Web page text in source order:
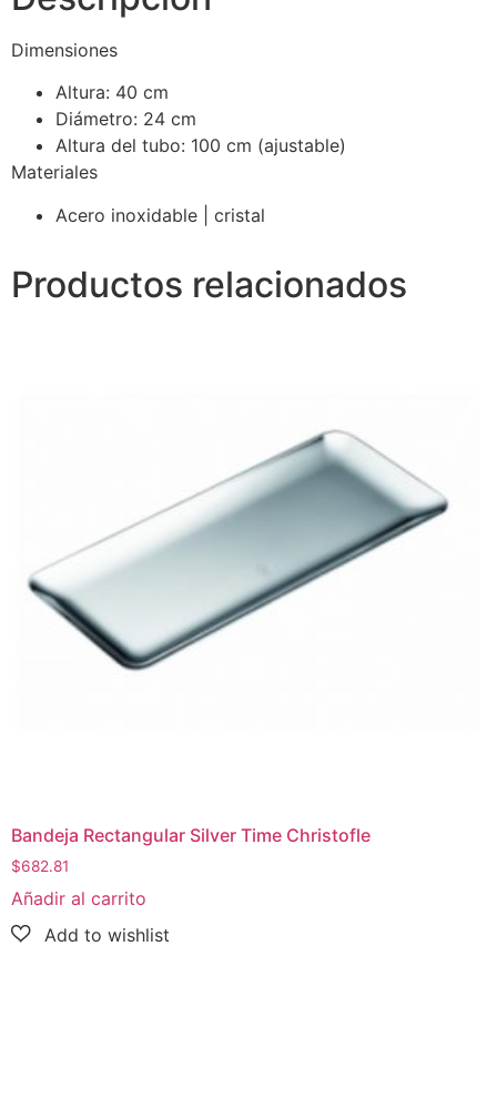
Dimensiones
Altura: 40 cm
Diámetro: 24 cm
Altura del tubo: 100 cm (ajustable)
Materiales
Acero inoxidable | cristal
Productos relacionados
Bandeja Rectangular Silver Time Christofle
$682.81
Añadir al carrito